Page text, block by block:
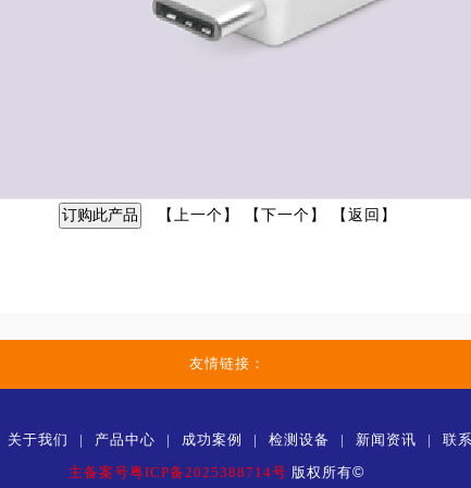
【 上一个 】 【 下一个 】 【 返回 】
友情链接：
关于我们 | 产品中心 | 成功案例 | 检测设备 | 新闻资讯 |
联
主备案号粤ICP备2025388714号 版权所有©